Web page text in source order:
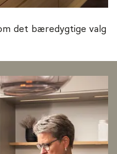
det bæredygtige valg